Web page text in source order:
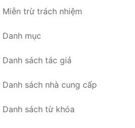
Miễn trừ trách nhiệm
Danh mục
Danh sách tác giả
Danh sách nhà cung cấp
Danh sách từ khóa